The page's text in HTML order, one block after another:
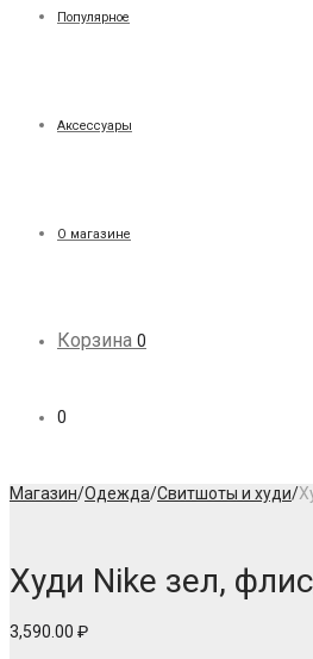
Популярное
Аксессуары
О магазине
Корзина 0
0
Магазин/Одежда/Свитшоты и худи/
Худи Nike зел,
3,590.00 ₽